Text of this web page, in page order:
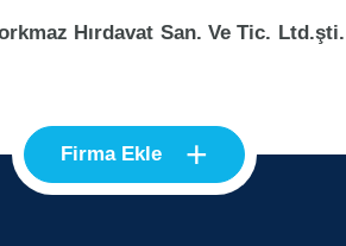
Hırdavat San. Ve Tic. Ltd.şti.
Firma Ekle +